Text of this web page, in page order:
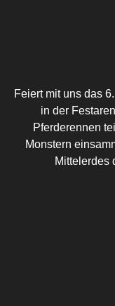
Feiert mit uns das
in der
Pferderennen
Monstern
Mittelerdes